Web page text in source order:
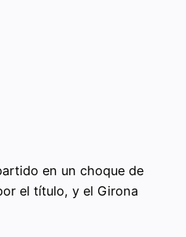
en un choque de
el título, y el Girona